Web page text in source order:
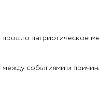
прошло патриотическое
событиями и